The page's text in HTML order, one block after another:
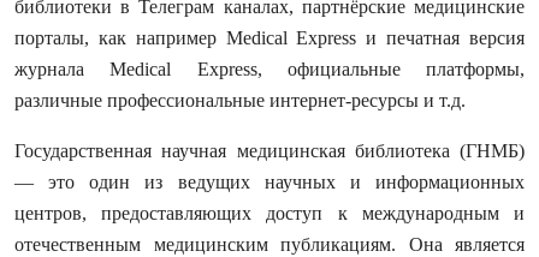
библиотеки в Телеграм каналах, партнёрские медицинские
порталы, как например Medical Express и печатная версия
журнала Medical Express, официальные платформы,
различные профессиональные интернет-ресурсы и т.д.
Государственная научная медицинская библиотека (ГНМБ)
— это один из ведущих научных и информационных
центров, предоставляющих доступ к международным и
отечественным медицинским публикациям. Она является